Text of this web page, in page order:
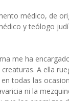
médico, de
y teólogo
me ha
creaturas. A ella
todas las
ni la